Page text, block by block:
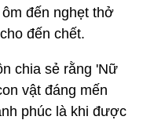
đến nghẹt thở
đến chết.
chia sẻ rằng 'Nữ
vật đáng mến
phúc là khi được